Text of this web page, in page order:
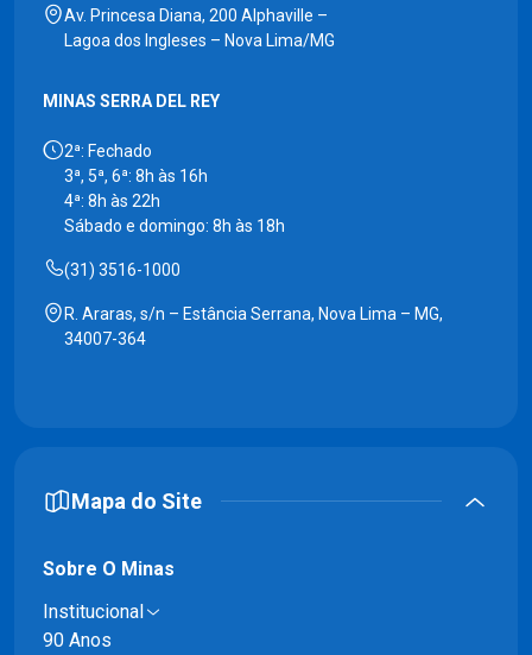
Av. Princesa Diana, 200 Alphaville –
Lagoa dos Ingleses – Nova Lima/MG
MINAS SERRA DEL REY
2ª: Fechado
3ª, 5ª, 6ª: 8h às 16h
4ª: 8h às 22h
Sábado e domingo: 8h às 18h
(31) 3516-1000
R. Araras, s/n – Estância Serrana, Nova Lima – MG,
34007-364
Mapa do Site
Sobre O Minas
Institucional
90 Anos